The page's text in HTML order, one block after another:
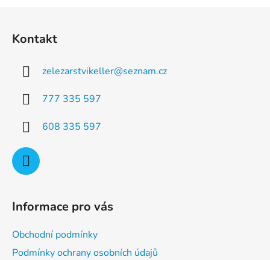
v
Kontakt
zelezarstvikeller@seznam.cz
777 335 597
608 335 597
Informace pro vás
Obchodní podmínky
Podmínky ochrany osobních údajů